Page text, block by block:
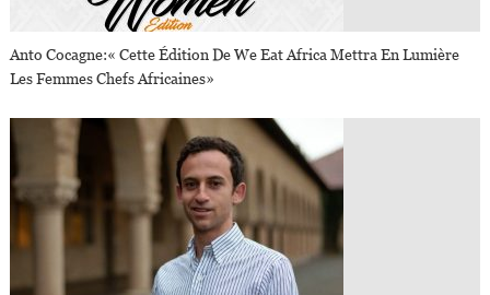
Anto Cocagne:« Cette Édition De We Eat Africa Mettra En Lumière
Les Femmes Chefs Africaines»